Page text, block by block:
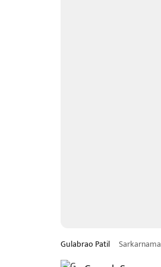
Gulabrao Patil Sarkarnama